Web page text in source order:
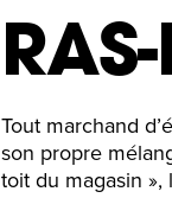
Tout marchand
son propre
toit du magasin